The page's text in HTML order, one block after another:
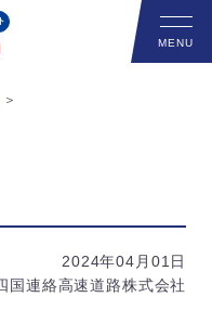
2024年04月01日
国連絡高速道路株式会社